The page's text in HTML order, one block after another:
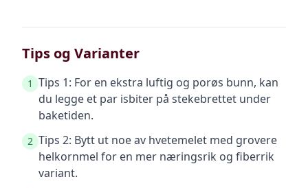
Tips og Varianter
1 Tips 1: For en ekstra luftig og porøs bunn, kan
du legge et par isbiter på stekebrettet under
baketiden.
2 Tips 2: Bytt ut noe av hvetemelet med grovere
helkornmel for en mer næringsrik og fiberrik
variant.